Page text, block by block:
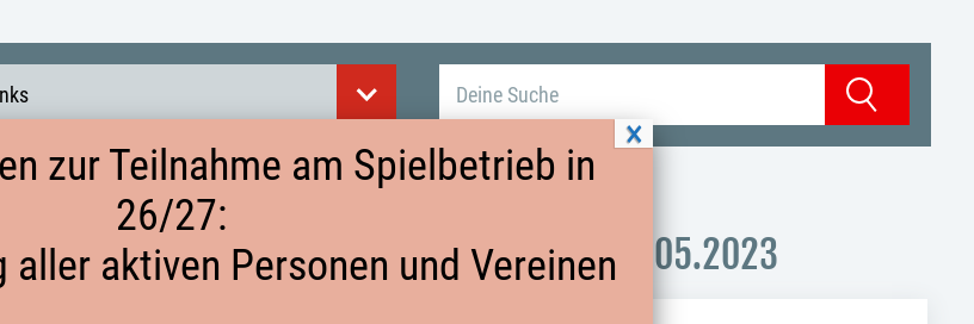
Suchen
DER MANNSCHAFTSMELDUNGEN TERMIN: 14.05.2023
zur Teilnahme am Spielbetrieb in
26/27:
aktiven Personen und Vereinen